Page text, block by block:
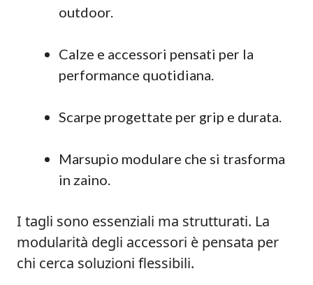
outdoor.
Calze e accessori pensati per la
performance quotidiana.
Scarpe progettate per grip e durata.
Marsupio modulare che si trasforma
in zaino.
I tagli sono essenziali ma strutturati. La
modularità degli accessori è pensata per
chi cerca soluzioni flessibili.